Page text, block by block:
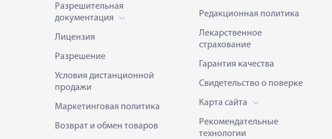
Разрешительная
документация
Лицензия
Разрешение
Условия дистанционной
продажи
Маркетинговая политика
Возврат и обмен товаров
Редакционная политика
Лекарственное
страхование
Гарантия качества
Свидетельство о поверке
Карта сайта
Рекомендательные
технологии